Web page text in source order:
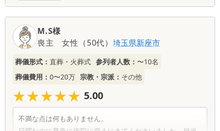
葬儀社からの返信コメント
この度はあおばの火葬式にご縁をいただき感
謝申し上げます。 口コミ高評価いただき誠に
ありがとうございます。 暑い中、搬送スタッ
フの対応にご満足いただけたこと、そして斎
場スタッフの心遣いにも感謝のお言葉をいた
だき、大変嬉しく思います。 いただいたご評
価を励みに今後もスタッフの育成、サービス
向上に努めて参ります。 ありがとうございま
M.S様
喪主
女性 （50代）埼玉県新座市
葬儀形式： 直葬・火葬式 参列者人数： 〜10名
葬儀費用： 0〜20万 宗教・宗派： その他
★★★★★
★★★★★ 5.00
不満な点は何もありません。